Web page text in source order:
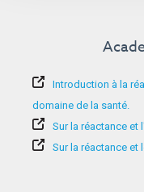
Introduction à la
domaine de la santé.
Sur la réactance et
Sur la réactance